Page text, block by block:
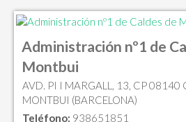
Administración nº1 de
Montbui
AVD. PI I MARGALL, 13, CP 08140
MONTBUI (BARCELONA)
Teléfono: 938651851